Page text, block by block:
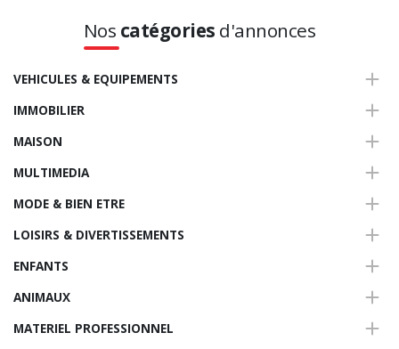
Nos catégories d'annonces
VEHICULES & EQUIPEMENTS
IMMOBILIER
MAISON
MULTIMEDIA
MODE & BIEN ETRE
LOISIRS & DIVERTISSEMENTS
ENFANTS
ANIMAUX
MATERIEL PROFESSIONNEL